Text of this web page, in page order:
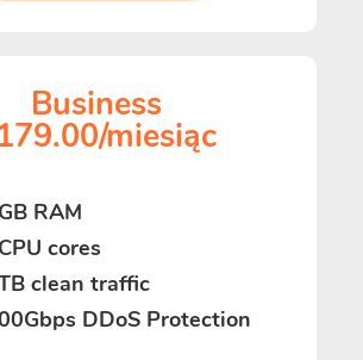
Business
miesiąc
RAM
cores
clean traffic
DDoS Protection